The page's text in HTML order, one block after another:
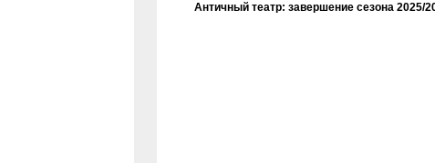
Античный театр: завершение сезона 2025/